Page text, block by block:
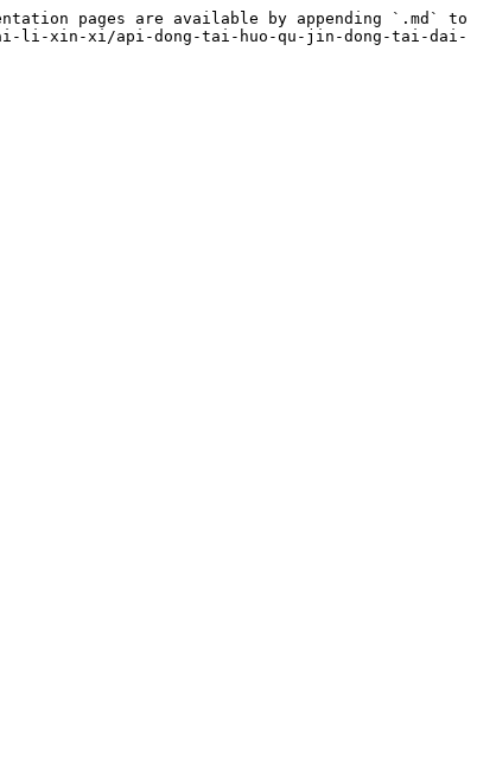
pages are available by appending `.md` to
li-xin-xi/api-dong-tai-huo-qu-jin-dong-tai-dai-